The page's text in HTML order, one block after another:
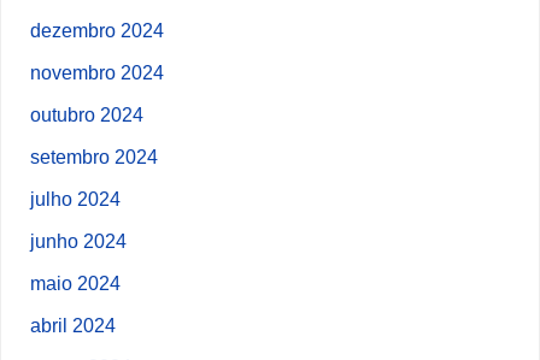
dezembro 2024
novembro 2024
outubro 2024
setembro 2024
julho 2024
junho 2024
maio 2024
abril 2024